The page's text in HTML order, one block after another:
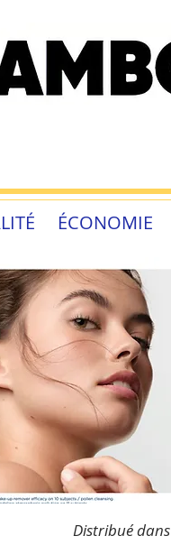
ÉCONOMIE
Distribué